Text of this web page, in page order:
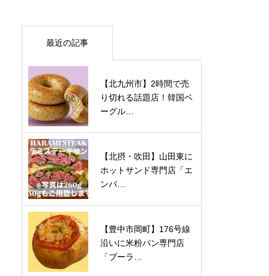
最近の記事
【北九州市】2時間で売
り切れる話題店！韓国ベ
ーグル…
【北摂・吹田】山田東に
ホットサンド専門店「エ
ンバ…
【豊中市岡町】176号線
沿いに米粉パン専門店
「ブーラ…